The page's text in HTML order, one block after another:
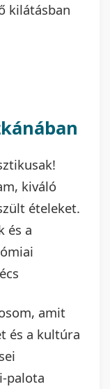
kilátásban
kiváló
ételeket.
és a
amit
és a kultúra
palota